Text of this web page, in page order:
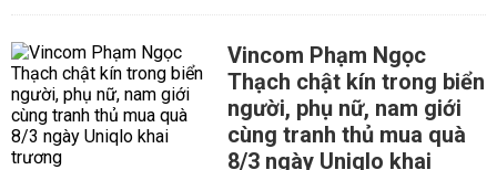
Vincom Phạm Ngọc
Thạch chật kín trong biển
người, phụ nữ, nam giới
cùng tranh thủ mua quà
8/3 ngày Uniqlo khai